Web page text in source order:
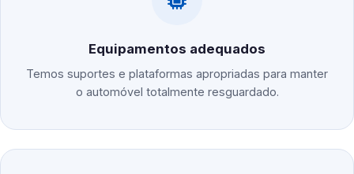
Equipamentos adequados
Temos suportes e plataformas apropriadas para manter
o automóvel totalmente resguardado.